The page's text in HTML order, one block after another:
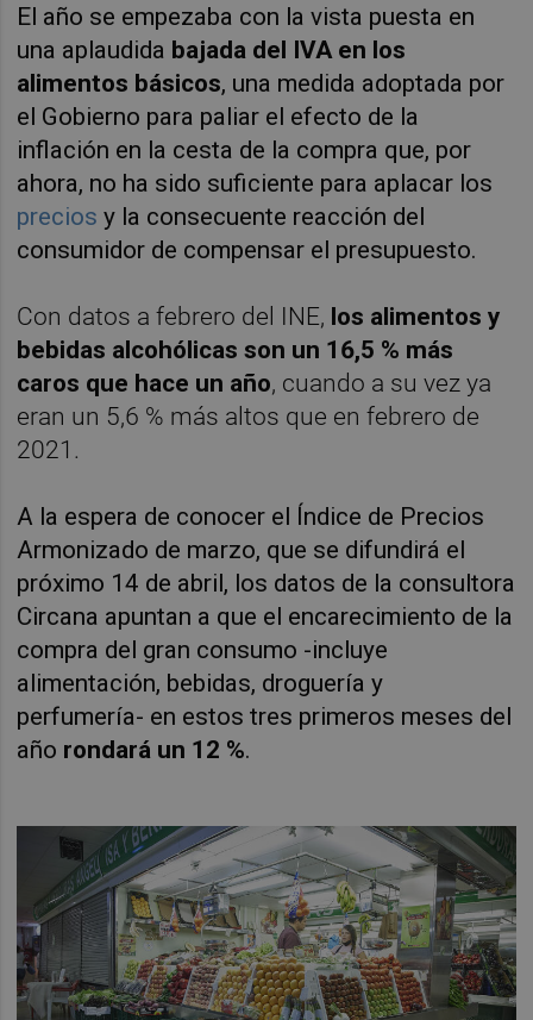
El año se empezaba con la vista puesta en
una aplaudida bajada del IVA en los
alimentos básicos, una medida adoptada por
el Gobierno para paliar el efecto de la
inflación en la cesta de la compra que, por
ahora, no ha sido suficiente para aplacar los
precios y la consecuente reacción del
consumidor de compensar el presupuesto.
Con datos a febrero del INE, los alimentos y
bebidas alcohólicas son un 16,5 % más
caros que hace un año, cuando a su vez ya
eran un 5,6 % más altos que en febrero de
2021.
A la espera de conocer el Índice de Precios
Armonizado de marzo, que se difundirá el
próximo 14 de abril, los datos de la consultora
Circana apuntan a que el encarecimiento de la
compra del gran consumo -incluye
alimentación, bebidas, droguería y
perfumería- en estos tres primeros meses del
año rondará un 12 %.